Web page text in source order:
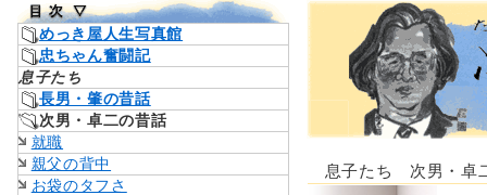
めっき屋人生写真館
忠ちゃん奮闘記
息子たち
長男・肇の昔話
次男・卓二の昔話
就職
親父の背中
お袋のタフさ
息子たち 次男・卓